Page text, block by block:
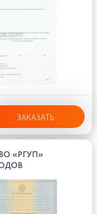
ЗАКАЗАТЬ
«РГУП»